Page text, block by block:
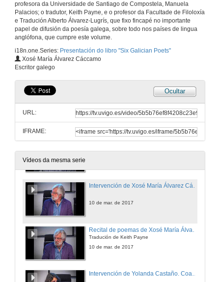
profesora da Universidade de Santiago de Compostela, Manuela
Palacios; o tradutor, Keith Payne, e o profesor da Facultade de Filoloxía
e Tradución Alberto Álvarez-Lugrís, que fixo fincapé no importante
papel de difusión da poesía galega, sobre todo nos países de lingua
anglófona, que cumpre este volume.
i18n.one.Series: Presentación do libro "Six Galician Poets"
Xosé María Álvarez Cáccamo
Escritor galego
Ocultar
URL:
IFRAME:
Vídeos da mesma serie
Presentación do libro "Six Galician Poets". Intervención de Salustiano Mato
Reitor da Universidade de Vigo
10 de mar. de 2017
Intervención de Manuela Palacios, editora do libro "Six Galician Poets"
10 de mar. de 2017
Intervención de Keith Payne, tradutor do libro "Six Galician Poets"
Intervención de Xosé María Álvarez Cáccamo. Coautor de "Six Galician Poets"
10 de mar. de 2017
Tradución de Keith Payne
10 de mar. de 2017
Intervención de Yolanda Castaño. Coautora de "Six Galician Poets"